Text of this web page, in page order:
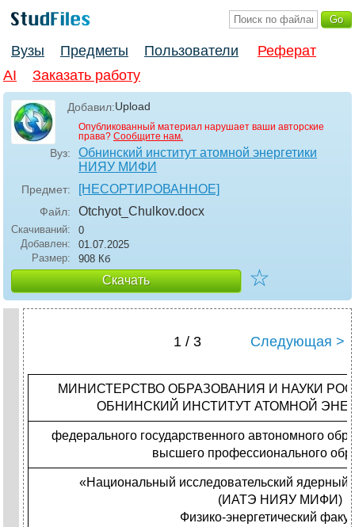
Вузы Предметы Пользователи
Реферат
AI
Заказать работу
Добавил:Upload
Опубликованный материал нарушает ваши авторские
права? Сообщите нам.
Вуз:
Обнинский институт атомной энергетики
НИЯУ МИФИ
Предмет: [НЕСОРТИРОВАННОЕ]
Файл: Otchyot_Chulkov.docx
Скачиваний:
0
Добавлен:
01.07.2025
Размер:
908 Кб
Скачать ☆
1 / 3 Следующая >
МИНИСТЕРСТВО ОБРАЗОВАНИЯ И НАУКИ
ОБНИНСКИЙ ИНСТИТУТ АТОМНОЙ
федерального государственного автономного
высшего профессионального
«Национальный исследовательский
(ИАТЭ НИЯУ МИФИ)
Физико-энергетический